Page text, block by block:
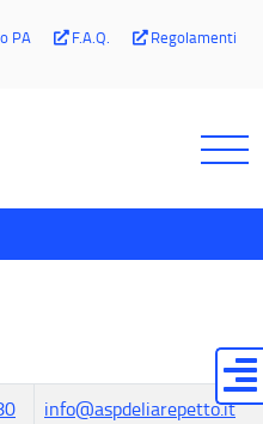
PA F.A.Q. Regolamenti
info@aspdeliarepetto.it